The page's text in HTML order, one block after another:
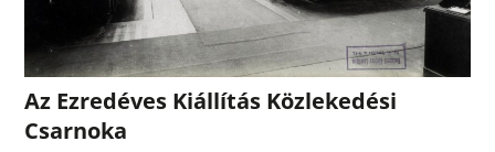
Az Ezredéves Kiállítás Közlekedési
Csarnoka